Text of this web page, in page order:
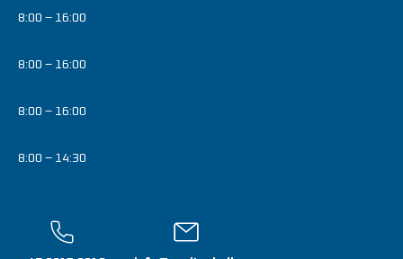
8:00 – 16:00
8:00 – 16:00
8:00 – 16:00
8:00 – 14:30